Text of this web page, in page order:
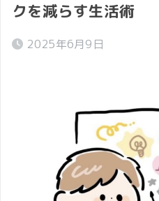
クを減らす生活術
2025年6月9日